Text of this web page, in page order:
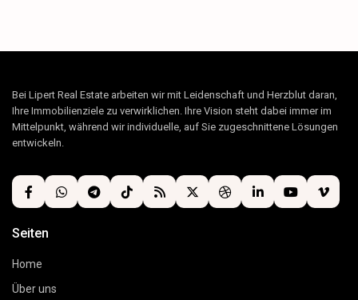
Bei Lipert Real Estate arbeiten wir mit Leidenschaft und Herzblut daran,
Ihre Immobilienziele zu verwirklichen. Ihre Vision steht dabei immer im
Mittelpunkt, während wir individuelle, auf Sie zugeschnittene Lösungen
entwickeln.
Seiten
Home
Über uns